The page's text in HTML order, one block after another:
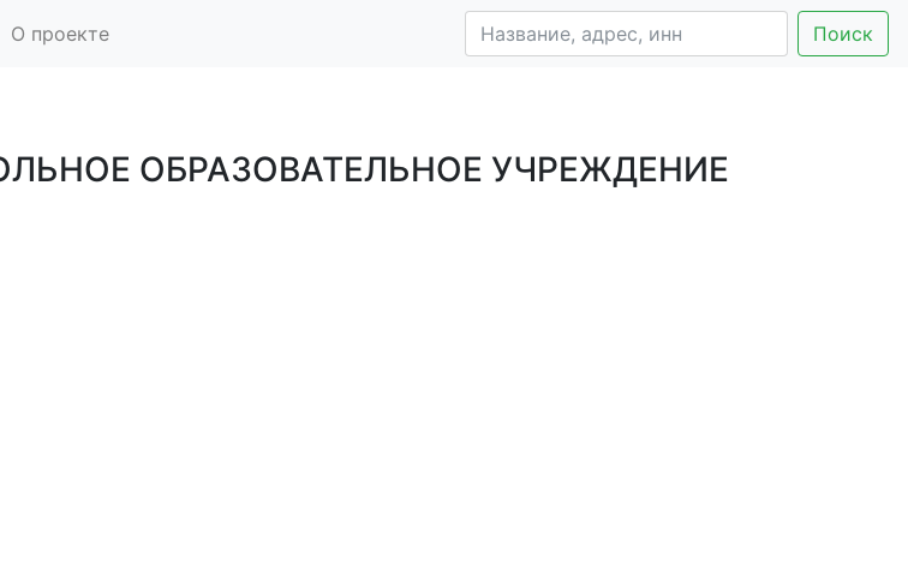
О проекте Поиск
ОБРАЗОВАТЕЛЬНОЕ УЧРЕЖДЕНИЕ